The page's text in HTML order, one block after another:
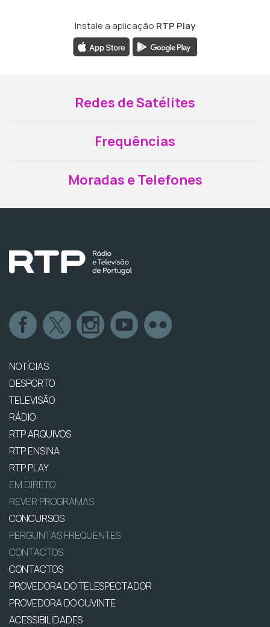
Instale a aplicação RTP Play
Redes de Satélites
Frequências
Moradas e Telefones
NOTÍCIAS
DESPORTO
TELEVISÃO
RÁDIO
RTP ARQUIVOS
RTP ENSINA
RTP PLAY
EM DIRETO
REVER PROGRAMAS
CONCURSOS
PERGUNTAS FREQUENTES
CONTACTOS
CONTACTOS
PROVEDORA DO TELESPECTADOR
PROVEDORA DO OUVINTE
ACESSIBILIDADES